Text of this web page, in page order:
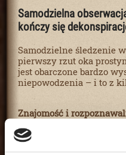
Samodzielna
kończy się
Samodzielne śledzenie
pierwszy rzut oka
jest obarczone bardzo
niepowodzenia – i to z
Znajomość i
miejsca i rytm dnia.
obserwacja prowadzona